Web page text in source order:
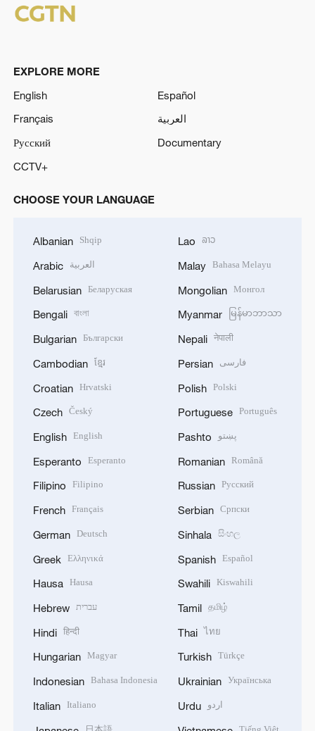
EXPLORE MORE
English
Español
Français
العربية
Русский
Documentary
CCTV+
CHOOSE YOUR LANGUAGE
Albanian Shqip
Arabic العربية
Belarusian Беларуская
Bengali বাংলা
Bulgarian Български
Cambodian ខ្មែរ
Croatian Hrvatski
Czech Český
English English
Esperanto Esperanto
Filipino Filipino
French Français
German Deutsch
Greek Ελληνικά
Hausa Hausa
Hebrew עברית
Hindi हिन्दी
Hungarian Magyar
Indonesian Bahasa Indonesia
Italian Italiano
Lao ລາວ
Malay Bahasa Melayu
Mongolian Монгол
Myanmar မြန်မာဘာသာ
Nepali नेपाली
Persian فارسی
Polish Polski
Portuguese Português
Pashto پښتو
Romanian Română
Russian Русский
Serbian Српски
Sinhala සිංහල
Spanish Español
Swahili Kiswahili
Tamil தமிழ்
Thai ไทย
Turkish Türkçe
Ukrainian Українська
Urdu اردو